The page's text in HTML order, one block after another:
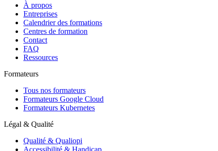
À propos
Entreprises
Calendrier des formations
Centres de formation
Contact
FAQ
Ressources
Formateurs
Tous nos formateurs
Formateurs Google Cloud
Formateurs Kubernetes
Légal & Qualité
Qualité & Qualiopi
Accessibilité & Handicap